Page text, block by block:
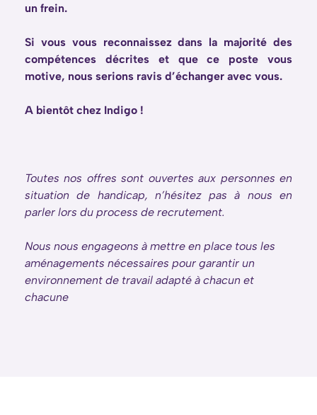
un frein.
Si vous vous reconnaissez dans la majorité des
compétences décrites et que ce poste vous
motive, nous serions ravis d’échanger avec vous.
A bientôt chez Indigo !
Toutes nos offres sont ouvertes aux personnes en
situation de handicap, n’hésitez pas à nous en
parler lors du process de recrutement.
Nous nous engageons à mettre en place tous les
aménagements nécessaires pour garantir un
environnement de travail adapté à chacun et
chacune